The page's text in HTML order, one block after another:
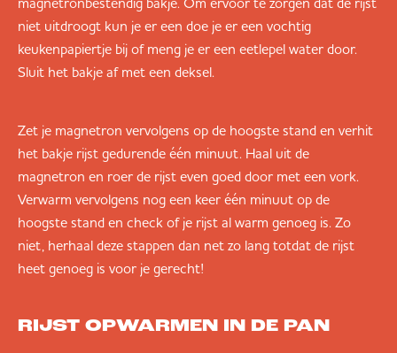
niet uitdroogt kun je er een doe je er een vochtig
keukenpapiertje bij of meng je er een eetlepel water door.
Sluit het bakje af met een deksel.
Zet je magnetron vervolgens op de hoogste stand en verhit
het bakje rijst gedurende één minuut. Haal uit de
magnetron en roer de rijst even goed door met een vork.
Verwarm vervolgens nog een keer één minuut op de
hoogste stand en check of je rijst al warm genoeg is. Zo
niet, herhaal deze stappen dan net zo lang totdat de rijst
heet genoeg is voor je gerecht!
RIJST OPWARMEN IN DE PAN